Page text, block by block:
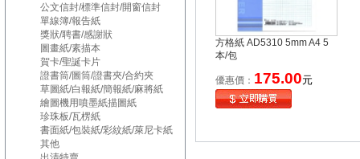
公文信封/標準信封/開窗信封
單線簿/報告紙
獎狀/聘書/感謝狀
圖畫紙/素描本
賀卡/聖誕卡片
證書筒/圖筒/證書夾/合約夾
草圖紙/白報紙/簡報紙/麻將紙
繪圖機用噴墨紙描圖紙
珍珠板/瓦楞紙
書面紙/包裝紙/彩紋紙/萊尼卡紙
其他
方格紙 AD5310 5mm A4 5
本/包
優惠價： 175.00元